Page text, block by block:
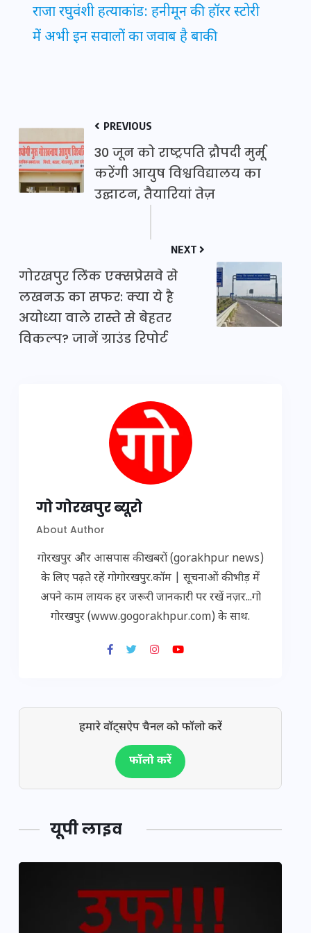
राजा रघुवंशी हत्याकांड: हनीमून की हॉरर स्टोरी
में अभी इन सवालों का जवाब है बाकी
PREVIOUS
30 जून को राष्ट्रपति द्रौपदी मुर्मू
करेंगी आयुष विश्वविद्यालय का
उद्घाटन, तैयारियां तेज़
NEXT
गोरखपुर लिंक एक्सप्रेसवे से
लखनऊ का सफर: क्या ये है
अयोध्या वाले रास्ते से बेहतर
विकल्प? जानें ग्राउंड रिपोर्ट
गो गोरखपुर ब्यूरो
About Author
गोरखपुर और आसपास की खबरों (gorakhpur news)
के लिए पढ़ते रहें गोगोरखपुर.कॉम | सूचनाओं की भीड़ में
अपने काम लायक हर जरूरी जानकारी पर रखें नज़र...गो
गोरखपुर (www.gogorakhpur.com) के साथ.
हमारे वॉट्सऐप चैनल को फॉलो करें
फॉलो करें
यूपी लाइव